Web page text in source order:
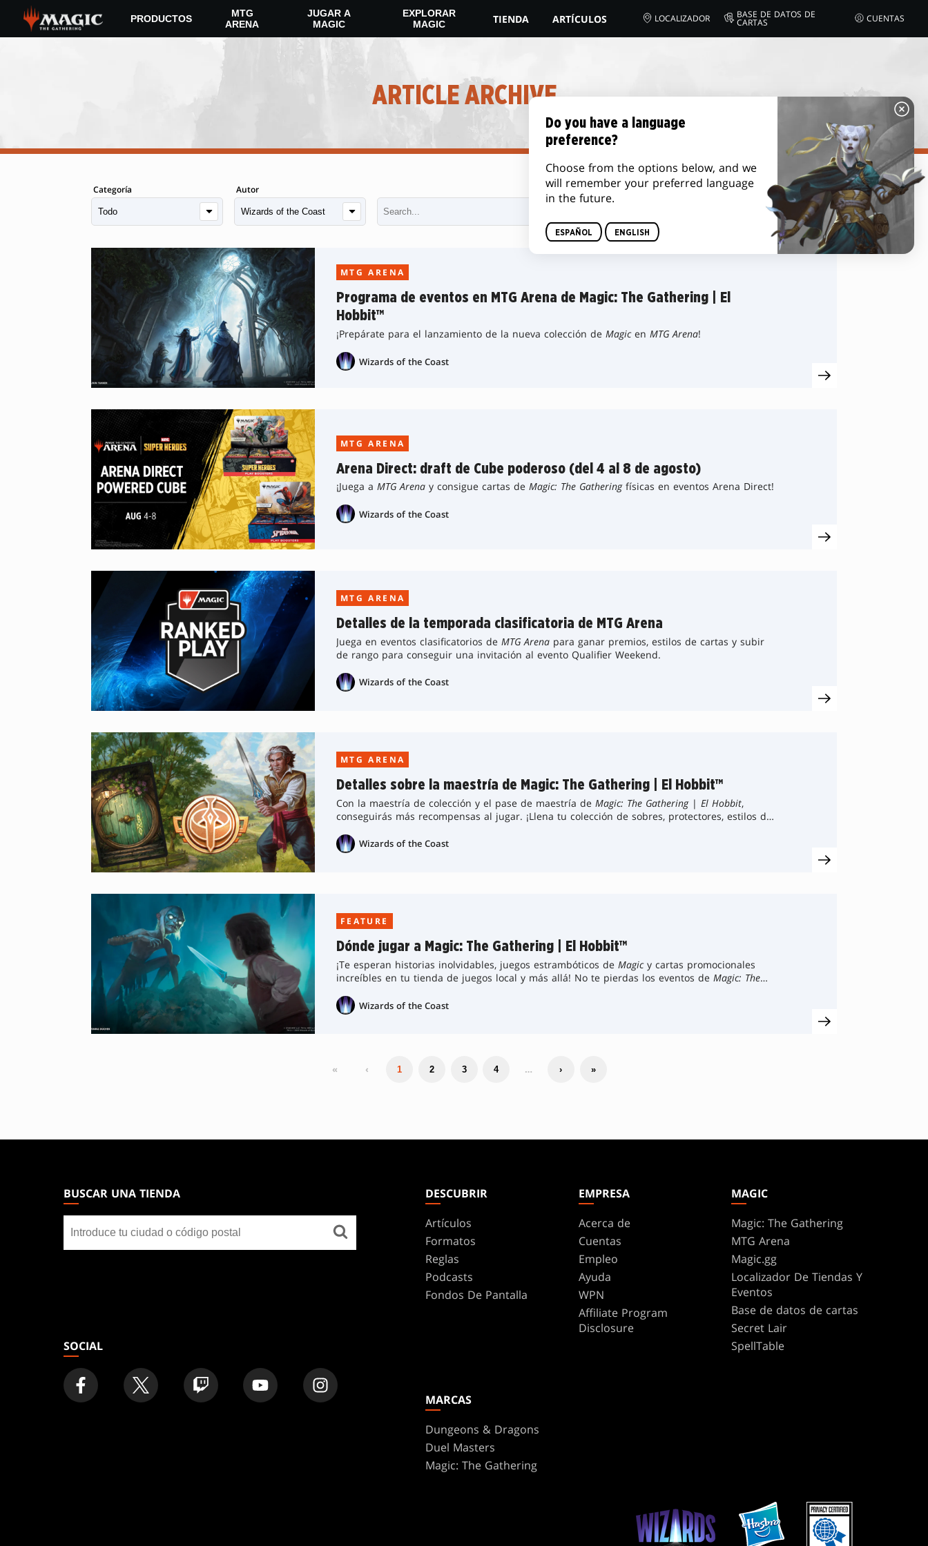
main
PRODUCTOS
MTG
ARENA
JUGAR A
MAGIC
EXPLORAR
MAGIC
TIENDA ARTÍCULOS LOCALIZADOR BASE DE DATOS DE
CARTAS CUENTAS
ARTICLE ARCHIVE
Categoría Autor Ordenar por
MTG ARENA
Programa de eventos en MTG Arena de Magic: The Gathering | El
Hobbit™
¡Prepárate para el lanzamiento de la nueva colección de Magicen MTG Arena!
Wizards of the Coast
MTG ARENA
Arena Direct: draft de Cube poderoso (del 4 al 8 de agosto)
¡Juega a MTG Arena y consigue cartas de Magic: The Gatheringfísicas en eventos Arena Direct!
Wizards of the Coast
MTG ARENA
Detalles de la temporada clasificatoria de MTG Arena
Juega en eventos clasificatorios de MTG Arena para ganar premios, estilos de cartas y subir
de rango para conseguir una invitación al evento Qualifier Weekend.
Wizards of the Coast
MTG ARENA
Detalles sobre la maestría de Magic: The Gathering | El Hobbit™
Con la maestría de colección y el pase de maestría de Magic: The Gathering| El Hobbit,
conseguirás más recompensas al jugar. ¡Llena tu colección de sobres, protectores, estilos de
Wizards of the Coast
FEATURE
Dónde jugar a Magic: The Gathering | El Hobbit™
¡Te esperan historias inolvidables, juegos estrambóticos de Magicy cartas promocionales
increíbles en tu tienda de juegos local y más allá! No te pierdas los eventos de Magic: The
Wizards of the Coast
« ‹ 1 2 3 4 … › »
GATHERINGBUSCAR UNA TIENDA
una
tienda
SOCIAL
DESCUBRIR
Artículos
Formatos
Reglas
Podcasts
Fondos De Pantalla
EMPRESA
Acerca de
Cuentas
Empleo
Ayuda
WPN
Affiliate Program
Disclosure
MAGIC
Magic: The Gathering
MTG Arena
Magic.gg
Localizador De Tiendas Y
Eventos
Base de datos de cartas
Secret Lair
SpellTable
MARCAS
Dungeons & Dragons
Duel Masters
Magic: The Gathering
Do you have a language
preference?
Choose from the options below, and we
will remember your preferred language
in the future.
ESPAÑOL ENGLISH